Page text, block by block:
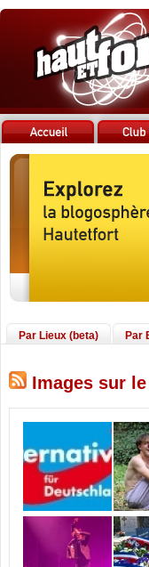
Par Lieux (beta) Par
Images sur